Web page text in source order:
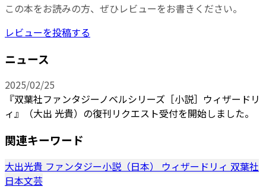
この本をお読みの方、ぜひレビューをお書きください。
レビューを投稿する
ニュース
2025/02/25
『双葉社ファンタジーノベルシリーズ［小説］ウィザードリ
ィ』（大出 光貴）の復刊リクエスト受付を開始しました。
関連キーワード
大出光貴 ファンタジー小説（日本） ウィザードリィ 双葉社
日本文芸